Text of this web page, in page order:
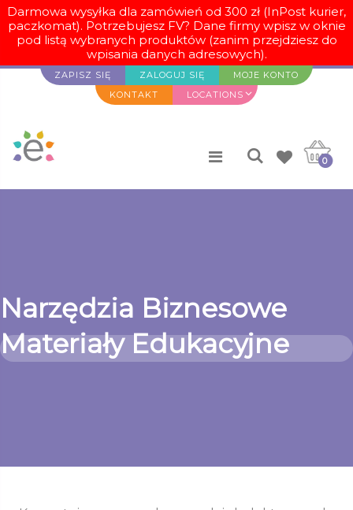
Darmowa wysyłka dla zamówień od 300 zł (InPost kurier,
paczkomat). Potrzebujesz FV? Dane firmy wpisz w oknie
pod listą wybranych produktów (zanim przejdziesz do
wpisania danych adresowych).
ZAPISZ SIĘ ZALOGUJ SIĘ
MOJE KONTO
KONTAKT
LOCATIONS
0
Narzędzia Biznesowe
Materiały Edukacyjne